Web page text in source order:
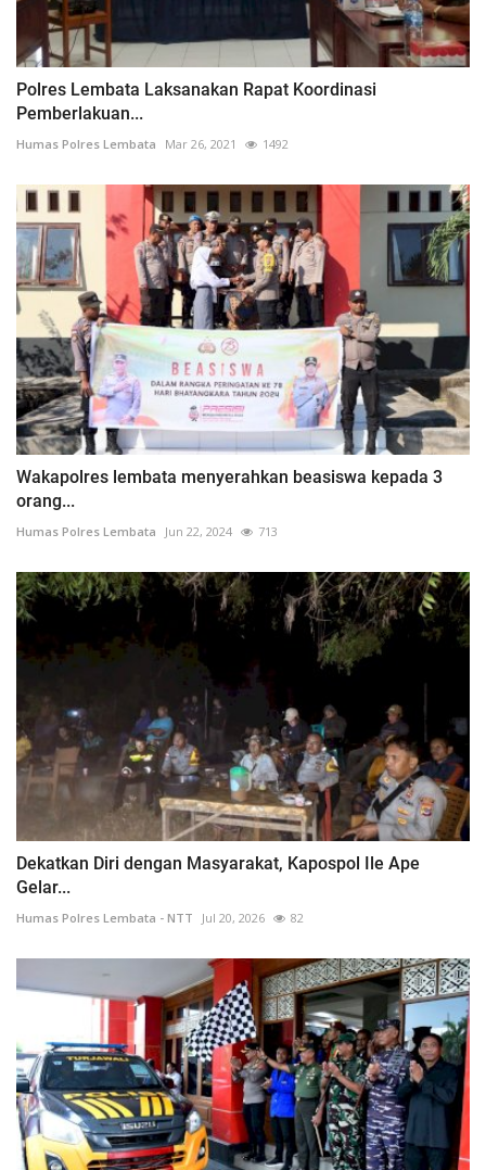
Polres Lembata Laksanakan Rapat Koordinasi
Pemberlakuan...
Humas Polres Lembata Mar 26, 2021 1492
Wakapolres lembata menyerahkan beasiswa kepada 3
orang...
Humas Polres Lembata Jun 22, 2024 713
Dekatkan Diri dengan Masyarakat, Kapo​spol Ile Ape
Gelar...
Humas Polres Lembata - NTT Jul 20, 2026 82